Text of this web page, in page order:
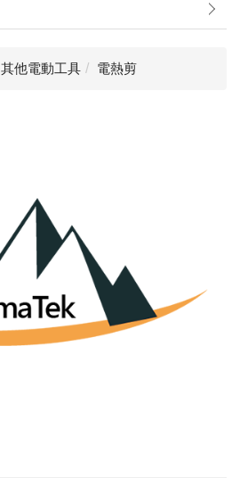
其他電動工具 電熱剪